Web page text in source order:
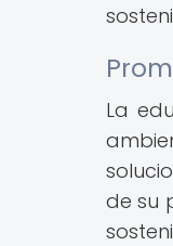
La
de su